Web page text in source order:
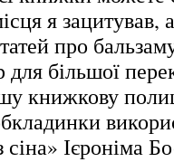
я зацитував,
про
для більшої
книжкову
Ієроніма